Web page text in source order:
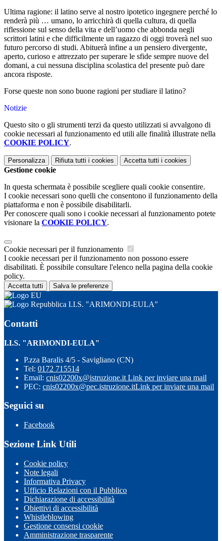
Ultima ragione: il latino serve al nostro ipotetico ingegnere perché lo
renderà più … umano, lo arricchirà di quella cultura, di quella
riflessione sul senso della vita e dell’uomo che abbonda negli
scrittori latini e che difficilmente un ragazzo di oggi troverà nel suo
futuro percorso di studi. Abituerà infine a un pensiero divergente,
aperto, curioso e attrezzato per superare le sfide sempre nuove del
domani, a cui nessuna disciplina scolastica del presente può dare
ancora risposte.
Forse queste non sono buone ragioni per studiare il latino?
Notizie
Questo sito o gli strumenti terzi da questo utilizzati si avvalgono di
cookie necessari al funzionamento ed utili alle finalità illustrate nella
COOKIE POLICY.
Personalizza Rifiuta tutti i cookies Accetta tutti i cookies
Gestione cookie
In questa schermata è possibile scegliere quali cookie consentire.
I cookie necessari sono quelli che consentono il funzionamento della
piattaforma e non è possibile disabilitarli.
Per conoscere quali sono i cookie necessari al funzionamento potete
visionare la COOKIE POLICY.
Cookie necessari per il funzionamento
I cookie necessari per il funzionamento non possono essere
disabilitati. È possibile consultare l'elenco nella pagina della cookie
policy.
Accetta tutti Salva le preferenze
I.I.S. "ARIMONDI-EULA"
Contatti
I.I.S. "ARIMONDI-EULA"
P.zza Baralis 4/5 - Savigliano (CN)
Tel: 0172 715514
Email: cnis02200x@istruzione.it Link per inviare una mail
PEC: cnis02200x@pec.istruzione.itLink per inviare una mail
Seguici su
Facebook
Sezione Link Utili
Cookie policy
Note legali
Informativa Privacy
Ufficio Relazioni con il Pubblico
Dichiarazione di accessibilità
Obiettivi di accessibilità
Whistleblowing
Gestione consensi cookie
Amministrazione trasparente